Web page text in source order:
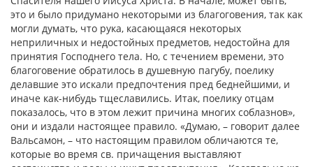
это и было придумано некоторыми из благоговения, так как
могли думать, что рука, касающаяся некоторых
неприличных и недостойных предметов, недостойна для
принятия Господнего тела. Но, с течением времени, это
благоговение обратилось в душевную пагубу, поелику
делавшие это искали предпочтения пред беднейшими, и
иначе как-нибудь тщеславились. Итак, поелику отцам
показалось, что в этом лежит причина многих соблазнов»,
они и издали настоящее правило. «Думаю, – говорит далее
Вальсамон, – что настоящим правилом обличаются те,
которые во время св. причащения выставляют